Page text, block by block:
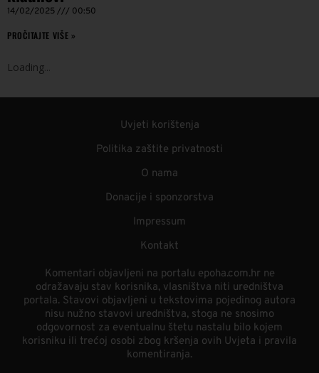
14/02/2025 00:50
PROČITAJTE VIŠE »
Loading ..
Uvjeti korištenja
Politika zaštite privatnosti
O nama
Donacije i sponzorstva
Impressum
Kontakt
Komentari objavljeni na portalu epoha.com.hr ne
odražavaju stav korisnika, vlasništva niti uredništva
portala. Stavovi objavljeni u tekstovima pojedinog autora
nisu nužno stavovi uredništva, stoga ne snosimo
odgovornost za eventualnu štetu nastalu bilo kojem
korisniku ili trećoj osobi zbog kršenja ovih Uvjeta i pravila
komentiranja.